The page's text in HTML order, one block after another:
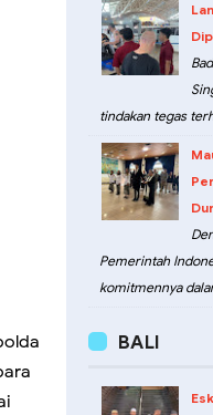
tindakan tegas
Pemerintah
komitmennya
BALI